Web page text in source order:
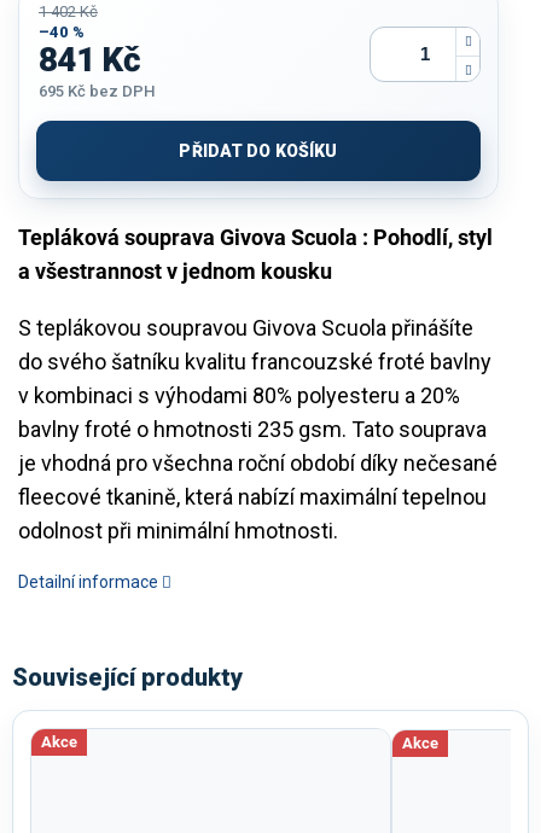
Tepláková souprava Givova Scuola : Pohodlí, styl
a všestrannost v jednom kousku
S teplákovou soupravou Givova Scuola přinášíte
do svého šatníku kvalitu francouzské froté bavlny
v kombinaci s výhodami 80% polyesteru a 20%
bavlny froté o hmotnosti 235 gsm. Tato souprava
je vhodná pro všechna roční období díky nečesané
fleecové tkanině, která nabízí maximální tepelnou
odolnost při minimální hmotnosti.
Detailní informace
1 402 Kč
–40 %
841 Kč
695 Kč bez DPH
cena:
PŘIDAT DO KOŠÍKU
Související produkty
Akce Akce